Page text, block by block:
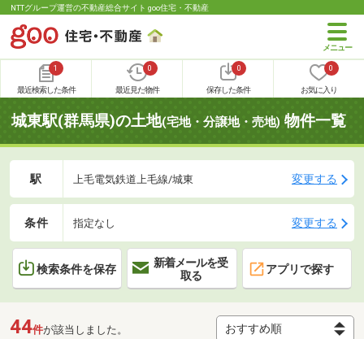
NTTグループ運営の不動産総合サイト goo住宅・不動産
1
最近検索した条件
0
最近見た物件
0
保存した条件
0
お気に入り
城東駅(群馬県)の土地(宅地・分譲地・売地) 物件一覧
駅 上毛電気鉄道上毛線/城東 変更する
条件 指定なし 変更する
検索条件を保存
新着メールを受
取る
アプリで探す
44件が該当しました。